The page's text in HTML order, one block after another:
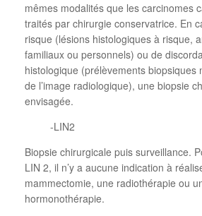
mêmes modalités que les carcinomes
traités par chirurgie conservatrice. En
risque (lésions histologiques à risque,
familiaux ou personnels) ou de
histologique (prélèvements biopsiques
de l’image radiologique), une biopsie
envisagée.
-LIN2
Biopsie chirurgicale puis surveillance.
LIN 2, il n’y a aucune indication à
mammectomie, une radiothérapie ou
hormonothérapie.